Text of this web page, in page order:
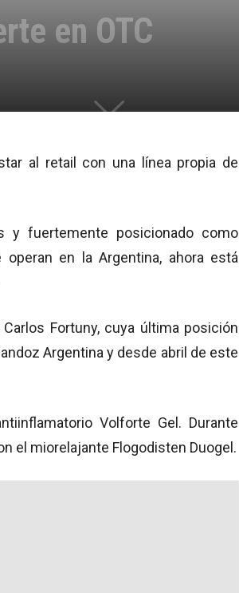
en OTC
al retail con una línea propia de
y fuertemente posicionado como
en la Argentina, ahora está
Fortuny, cuya última posición
Argentina y desde abril de este
Volforte Gel. Durante
el miorelajante Flogodisten Duogel.